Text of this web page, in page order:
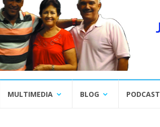
MULTIMEDIA BLOG PODCAST